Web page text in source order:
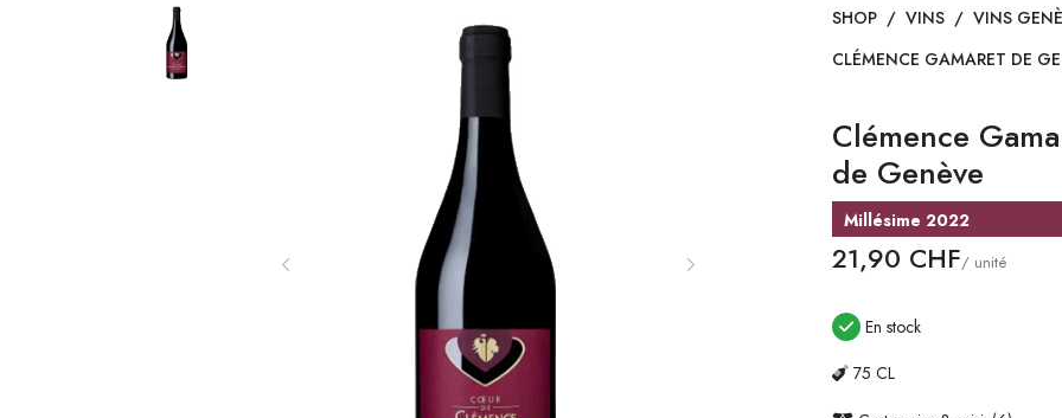
SHOP / VINS / VINS
CLÉMENCE GAMARET DE
Clémence
de Genève
Millésime 2022
21,90 CHF/ unité
En stock
75 CL